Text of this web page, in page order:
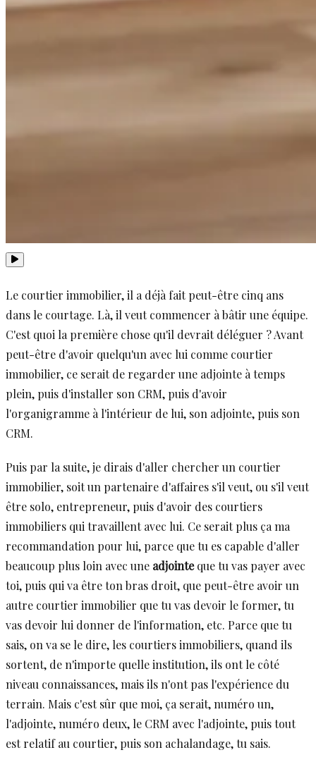
Le courtier immobilier, il a déjà fait peut-être cinq ans
dans le courtage. Là, il veut commencer à bâtir une équipe.
C'est quoi la première chose qu'il devrait déléguer ? Avant
peut-être d'avoir quelqu'un avec lui comme courtier
immobilier, ce serait de regarder une adjointe à temps
plein, puis d'installer son CRM, puis d'avoir
l'organigramme à l'intérieur de lui, son adjointe, puis son
CRM.
Puis par la suite, je dirais d'aller chercher un courtier
immobilier, soit un partenaire d'affaires s'il veut, ou s'il veut
être solo, entrepreneur, puis d'avoir des courtiers
immobiliers qui travaillent avec lui. Ce serait plus ça ma
recommandation pour lui, parce que tu es capable d'aller
beaucoup plus loin avec une adjointeque tu vas payer avec
toi, puis qui va être ton bras droit, que peut-être avoir un
autre courtier immobilier que tu vas devoir le former, tu
vas devoir lui donner de l'information, etc. Parce que tu
sais, on va se le dire, les courtiers immobiliers, quand ils
sortent, de n'importe quelle institution, ils ont le côté
niveau connaissances, mais ils n'ont pas l'expérience du
terrain. Mais c'est sûr que moi, ça serait, numéro un,
l'adjointe, numéro deux, le CRM avec l'adjointe, puis tout
est relatif au courtier, puis son achalandage, tu sais.